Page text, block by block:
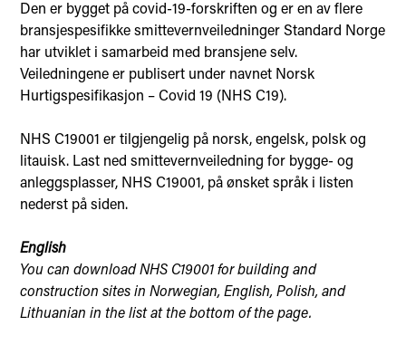
Den er bygget på covid-19-forskriften og er en av flere
bransjespesifikke smittevernveiledninger Standard Norge
har utviklet i samarbeid med bransjene selv.
Veiledningene er publisert under navnet Norsk
Hurtigspesifikasjon – Covid 19 (NHS C19).
NHS C19001 er tilgjengelig på norsk, engelsk, polsk og
litauisk. Last ned smittevernveiledning for bygge- og
anleggsplasser, NHS C19001, på ønsket språk i listen
nederst på siden.
English
You can download NHS C19001 for building and
construction sites in Norwegian, English, Polish, and
Lithuanian in the list at the bottom of the page.